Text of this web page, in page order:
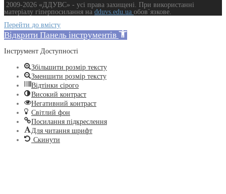
2009-2026 «ДДУВС» - усi права захищенi. При використанні
матеріалу гіперпосилання на dduvs.edu.ua обов`язкове.
Перейти до вмісту
Відкрити Панель інструментів
Інструмент Доступності
Збільшити розмір тексту
Зменшити розмір тексту
Відтінки сірого
Високий контраст
Негативний контраст
Світлий фон
Посилання підкреслення
Для читання шрифт
Скинути